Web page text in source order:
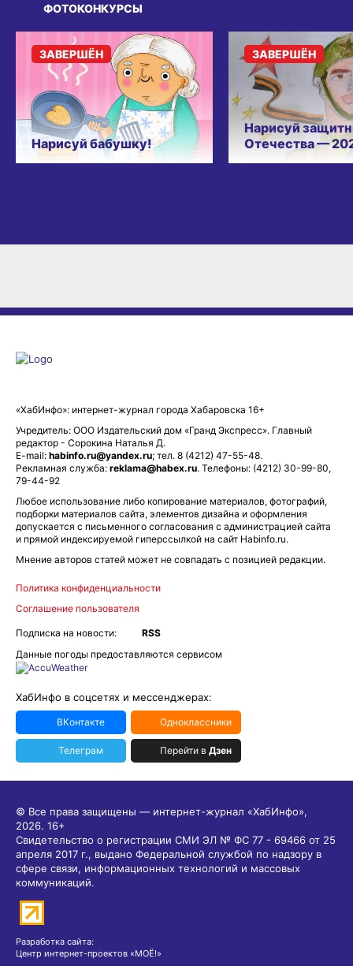
ФОТОКОНКУРСЫ
Нарисуй бабушку!
ЗАВЕРШЁН
Нарисуй
Отечества —
ЗАВЕРШЁН
«ХабИнфо»: интернет-журнал города Хабаровска 16+
Учредитель: ООО Издательский дом «Гранд Экспресс». Главный
редактор - Сорокина Наталья Д.
E-mail: habinfo.ru@yandex.ru; тел. 8 (4212) 47-55-48.
Рекламная служба: reklama@habex.ru. Телефоны: (4212) 30-99-80,
79-44-92
Любое использование либо копирование материалов, фотографий,
подборки материалов сайта, элементов дизайна и оформления
допускается с письменного согласования с администрацией сайта
и прямой индексируемой гиперссылкой на сайт Habinfo.ru.
Мнение авторов статей может не совпадать с позицией редакции.
Политика конфиденциальности
Соглашение пользователя
Подписка на новости:
RSS
Данные погоды предоставляются сервисом
ХабИнфо в соцсетях и мессенджерах:
ВКонтакте Одноклассники
Телеграм Перейти в Дзен
© Все права защищены — интернет-журнал «ХабИнфо»,
2026. 16+
Свидетельство о регистрации СМИ ЭЛ № ФС 77 - 69466 от 25
апреля 2017 г., выдано Федеральной службой по надзору в
сфере связи, информационных технологий и массовых
коммуникаций.
Разработка сайта:
Центр интернет-проектов «МОЁ!»